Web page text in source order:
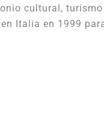
cultural,
Italia en 1999